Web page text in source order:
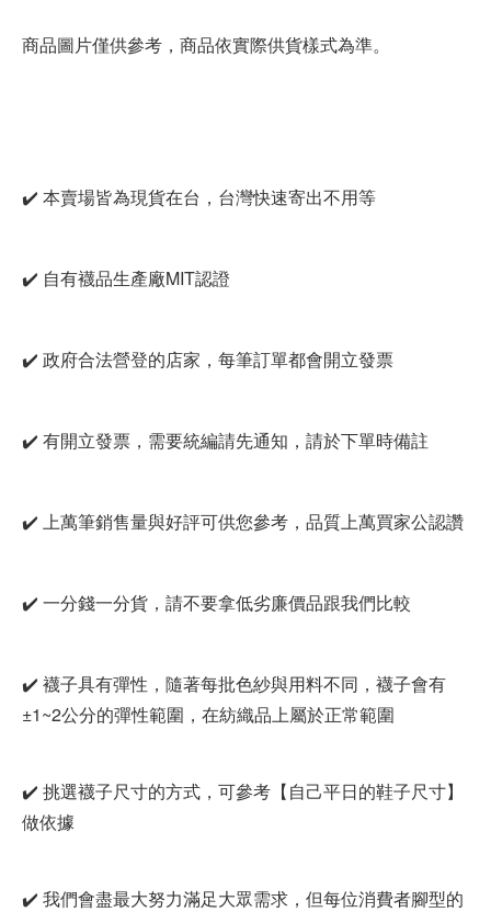
商品圖片僅供參考，商品依實際供貨樣式為準。
✔️ 本賣場皆為現貨在台，台灣快速寄出不用等
✔️ 自有襪品生產廠MIT認證
✔️ 政府合法營登的店家，每筆訂單都會開立發票
✔️ 有開立發票，需要統編請先通知，請於下單時備註
✔️ 上萬筆銷售量與好評可供您參考，品質上萬買家公認讚
✔️ 一分錢一分貨，請不要拿低劣廉價品跟我們比較
✔️ 襪子具有彈性，隨著每批色紗與用料不同，襪子會有
±1~2公分的彈性範圍，在紡織品上屬於正常範圍
✔️ 挑選襪子尺寸的方式，可參考【自己平日的鞋子尺寸】
做依據
✔️ 我們會盡最大努力滿足大眾需求，但每位消費者腳型的